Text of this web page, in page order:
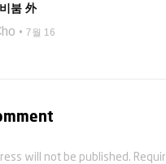
붐 外
7월 16
will not be published.